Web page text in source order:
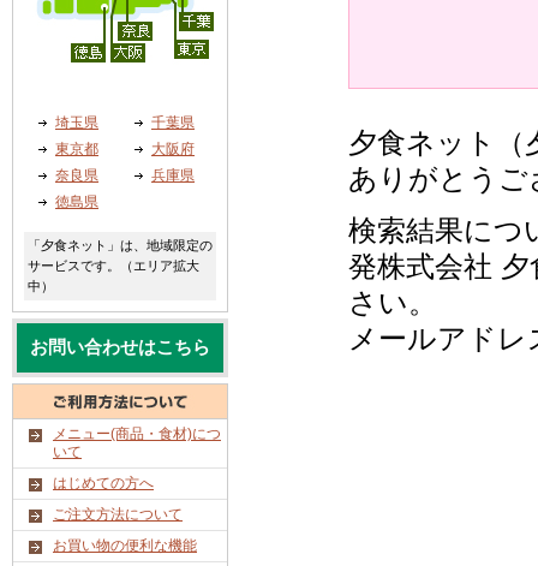
夕食ネット（
ありがとう
検索結果につ
発株式会社
さい。
メールアドレ
埼玉県
千葉県
東京都
大阪府
奈良県
兵庫県
徳島県
「夕食ネット」は、地域限定の
サービスです。（エリア拡大
中）
お問い合わせはこちら
メニュー(商品・食材)につ
いて
はじめての方へ
ご注文方法について
お買い物の便利な機能